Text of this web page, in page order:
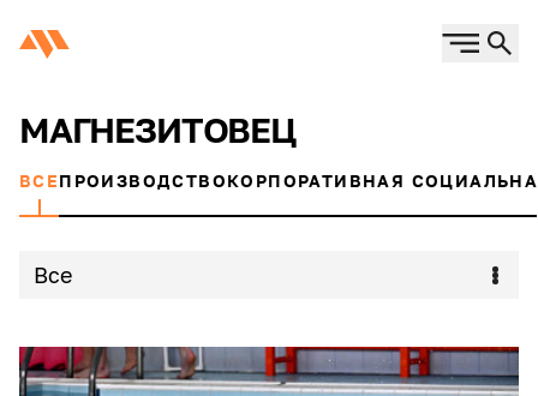
МАГНЕЗИТОВЕЦ
ВСЕПРОИЗВОДСТВОКОРПОРАТИВНАЯ
Все
учебник